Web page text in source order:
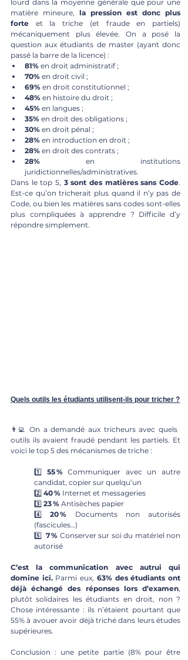
lourd dans la moyenne générale que pour une
matière mineure, la pression est donc plus
forte et la triche (et fraude en partiels)
mécaniquement plus élevée. On a posé la
question aux étudiants de master (ayant donc
passé la barre de la licence) :
81% en droit administratif ;
70% en droit civil ;
69% en droit constitutionnel ;
48% en histoire du droit ;
45% en langues ;
35% en droit des obligations ;
30% en droit pénal ;
28% en introduction en droit ;
28% en droit des contrats ;
28% en institutions
juridictionnelles/administratives.
Dans le top 5, 3 sont des matières sans Code.
Est-ce qu’on tricherait plus quand il n’y pas de
Code, ou bien les matières sans codes sont-elles
plus compliquées à apprendre ? Difficile d’y
répondre simplement.
Quels outils les étudiants utilisent-ils pour tricher ?
👨‍💻 On a demandé aux tricheurs avec quels
outils ils avaient fraudé pendant les partiels. Et
voici le top 5 des mécanismes de triche :
1️⃣ 55 % Communiquer avec un autre
candidat, copier sur quelqu’un
2️⃣ 40 % Internet et messageries
3️⃣ 23 % Antisèches papier
4️⃣ 20 % Documents non autorisés
(fascicules…)
5️⃣ 7 % Conserver sur soi du matériel non
autorisé
C’est la communication avec autrui qui
domine ici. Parmi eux, 63% des étudiants ont
déjà échangé des réponses lors d’examen,
plutôt solidaires les étudiants en droit, non ?
Chose intéressante : ils n’étaient pourtant que
55% à avouer avoir déjà triché dans leurs études
supérieures.
Conclusion : une petite partie (8% pour être